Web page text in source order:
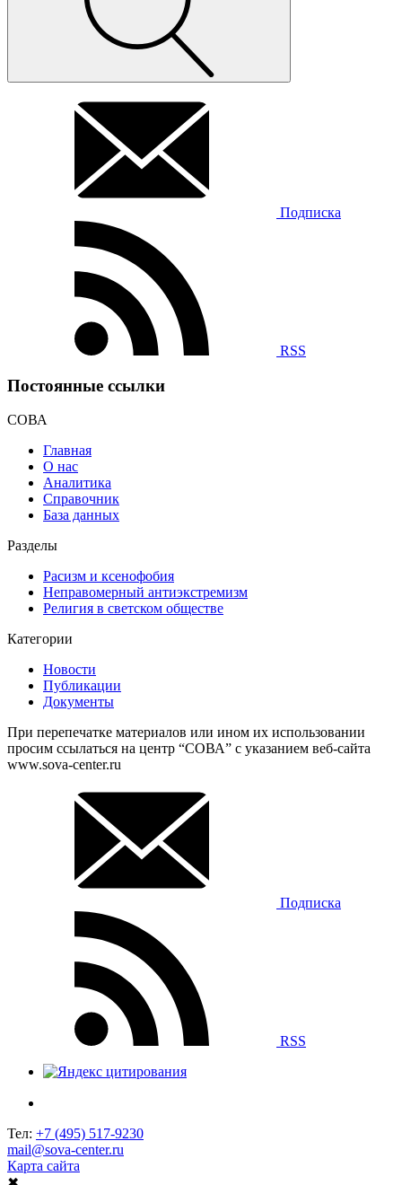
Подписка
RSS
Постоянные ссылки
СОВА
Главная
О нас
Аналитика
Справочник
База данных
Разделы
Расизм и ксенофобия
Неправомерный антиэкстремизм
Религия в светском обществе
Категории
Новости
Публикации
Документы
При перепечатке материалов или ином их использовании
просим ссылаться на центр “СОВА” с указанием веб-сайта
www.sova-center.ru
Подписка
RSS
Тел: +7 (495) 517-9230
mail@sova-center.ru
Карта сайта